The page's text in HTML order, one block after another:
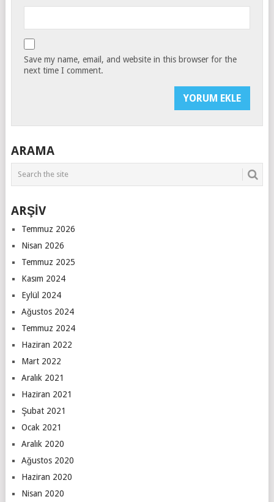
Save my name, email, and website in this browser for the
next time I comment.
ARAMA
ARŞİV
Temmuz 2026
Nisan 2026
Temmuz 2025
Kasım 2024
Eylül 2024
Ağustos 2024
Temmuz 2024
Haziran 2022
Mart 2022
Aralık 2021
Haziran 2021
Şubat 2021
Ocak 2021
Aralık 2020
Ağustos 2020
Haziran 2020
Nisan 2020